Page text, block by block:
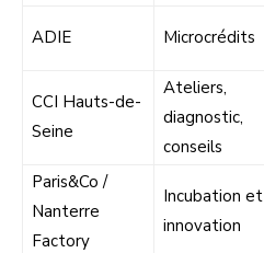
ADIE Microcrédits
CCI Hauts-de-
Seine
Ateliers,
diagnostic,
conseils
Paris&Co /
Nanterre
Factory
Incubation et
innovation